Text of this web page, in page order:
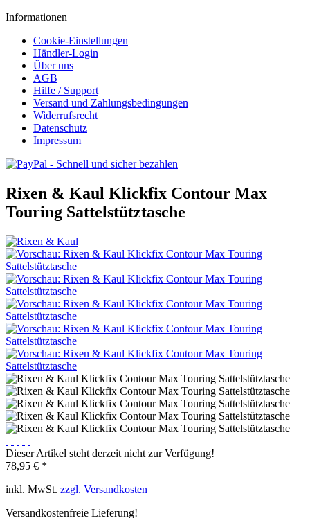
Informationen
Cookie-Einstellungen
Händler-Login
Über uns
AGB
Hilfe / Support
Versand und Zahlungsbedingungen
Widerrufsrecht
Datenschutz
Impressum
Rixen & Kaul Klickfix Contour Max
Touring Sattelstütztasche
Dieser Artikel steht derzeit nicht zur Verfügung!
78,95 € *
inkl. MwSt. zzgl. Versandkosten
Versandkostenfreie Lieferung!